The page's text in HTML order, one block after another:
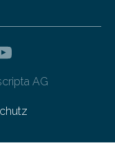
AG